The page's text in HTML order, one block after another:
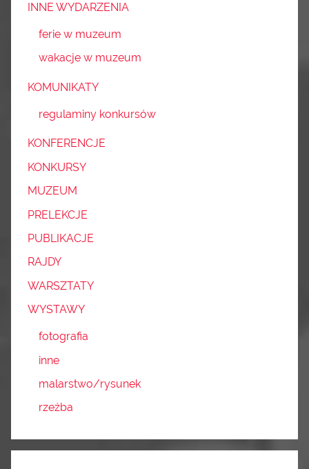
INNE WYDARZENIA
ferie w muzeum
wakacje w muzeum
KOMUNIKATY
regulaminy konkursów
KONFERENCJE
KONKURSY
MUZEUM
PRELEKCJE
PUBLIKACJE
RAJDY
WARSZTATY
WYSTAWY
fotografia
inne
malarstwo/rysunek
rzeźba